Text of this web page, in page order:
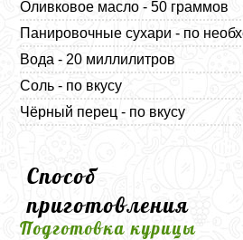
Оливковое масло - 50 граммов
Панировочные сухари - по
Вода - 20 миллилитров
Соль - по вкусу
Чёрный перец - по вкусу
Способ
приготовления
Подготовка курицы